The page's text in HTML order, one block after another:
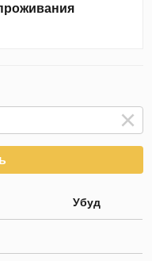
Убуд